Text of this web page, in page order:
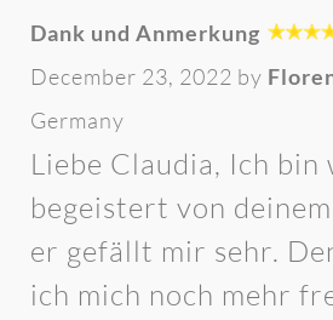
Dank und Anmerkung
December 23, 2022 by
Germany
Liebe Claudia, Ich
begeistert von
er gefällt mir sehr.
ich mich noch mehr